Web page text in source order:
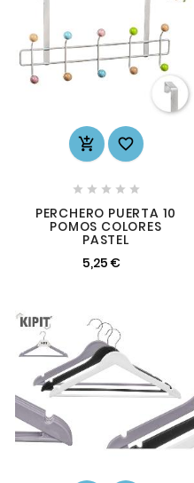
 
    
PERCHERO PUERTA 10
POMOS COLORES
PASTEL
5,25 €